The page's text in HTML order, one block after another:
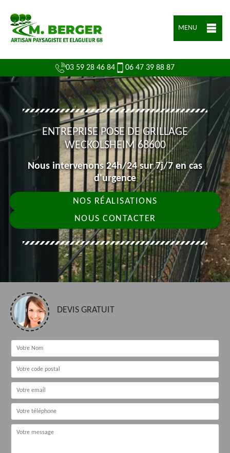
MENU
03 59 28 46 84 06 47 39 88 87
ENTREPRISE POSE DE GRILLAGE
WECKOLSHEIM 68600
Nous intervenons 24h/24 sur 7j/7 en cas
d'urgence
NOS RÉALISATIONS
NOUS CONTACTER
DEVIS GRATUIT